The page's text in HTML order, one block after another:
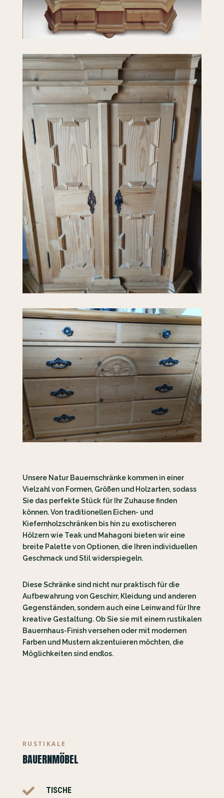
Unsere Natur Bauernschränke kommen in einer
Vielzahl von Formen, Größen und Holzarten, sodass
Sie das perfekte Stück für Ihr Zuhause finden
können. Von traditionellen Eichen- und
Kiefernholzschränken bis hin zu exotischeren
Hölzern wie Teak und Mahagoni bieten wir eine
breite Palette von Optionen, die Ihren individuellen
Geschmack und Stil widerspiegeln.
Diese Schränke sind nicht nur praktisch für die
Aufbewahrung von Geschirr, Kleidung und anderen
Gegenständen, sondern auch eine Leinwand für Ihre
kreative Gestaltung. Ob Sie sie mit einem rustikalen
Bauernhaus-Finish versehen oder mit modernen
Farben und Mustern akzentuieren möchten, die
Möglichkeiten sind endlos.
RUSTIKALE
BAUERNMÖBEL
 TISCHE